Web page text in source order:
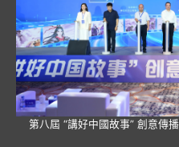
第八屆 “講好中國故事” 創意傳